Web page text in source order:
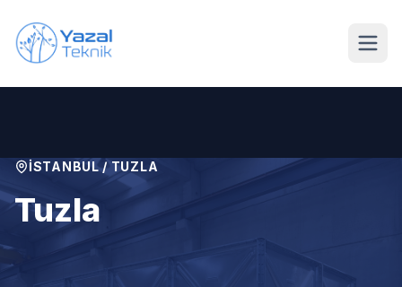
İSTANBUL/ TUZLA
Tuzla
Paslanmaz Modüler Su